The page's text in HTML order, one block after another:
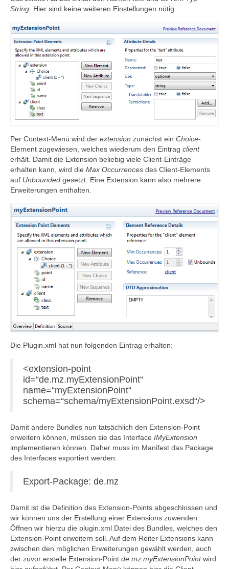
String. Hier sind keine weiteren Einstellungen nötig.
Per Context-Menü wird der extension zunächst ein Choice-
Element zugewiesen, welches wiederum den Eintrag client
erhält. Damit die Extension beliebig viele Client-Einträge
erhalten kann, wird die Max Occurrences des Client-Elements
auf Unbounded gesetzt. Eine Extension kann also mehrere
Erweiterungen enthalten.
Die Plugin.xml hat nun folgenden Eintrag erhalten:
<extension-point
id=“de.mz.myExtensionPoint“
name=“myExtensionPoint“
schema=“schema/myExtensionPoint.exsd“/>
Damit andere Bundles nun tatsächlich den Extension-Point
erweitern können, müssen sie das Interface IMyExtension
implementieren können. Daher muss im Manifest das Package
des Interfaces exportiert werden:
Export-Package: de.mz
Damit ist die Definition des Extension-Points abgeschlossen und
wir können uns der Erstellung einer Extensions zuwenden.
Öffnen wir hierzu die plugin.xml Datei des Bundles, welches den
Extension-Point erweitern soll. Auf dem Reiter Extensions kann
zwischen den möglichen Erweiterungen gewählt werden, auch
der zuvor erstelle Extension-Point de.mz.myExtensionPointwird